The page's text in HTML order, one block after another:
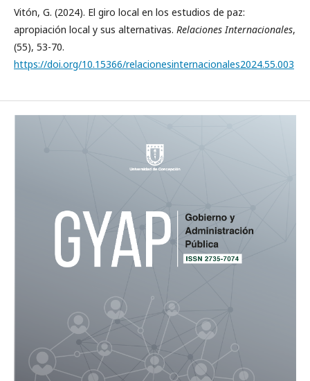
Vitón, G. (2024). El giro local en los estudios de paz:
apropiación local y sus alternativas. Relaciones Internacionales,
(55), 53-70.
https://doi.org/10.15366/relacionesinternacionales2024.55.003